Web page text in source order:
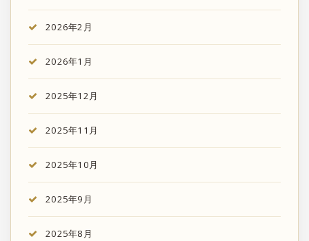
2026年2月
2026年1月
2025年12月
2025年11月
2025年10月
2025年9月
2025年8月